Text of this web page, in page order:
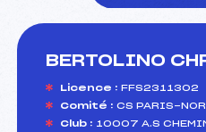
BERTOLINO
Licence : FFS2311302
Comité : CS PARIS-
Club : 10007 A.S